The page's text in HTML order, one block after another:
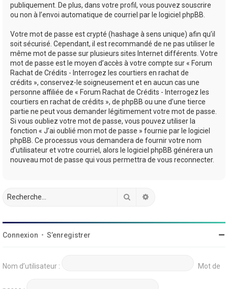
publiquement. De plus, dans votre profil, vous pouvez souscrire
ou non à l’envoi automatique de courriel par le logiciel phpBB.
Votre mot de passe est crypté (hashage à sens unique) afin qu’il
soit sécurisé. Cependant, il est recommandé de ne pas utiliser le
même mot de passe sur plusieurs sites Internet différents. Votre
mot de passe est le moyen d’accès à votre compte sur « Forum
Rachat de Crédits - Interrogez les courtiers en rachat de
crédits », conservez-le soigneusement et en aucun cas une
personne affiliée de « Forum Rachat de Crédits - Interrogez les
courtiers en rachat de crédits », de phpBB ou une d’une tierce
partie ne peut vous demander légitimement votre mot de passe.
Si vous oubliez votre mot de passe, vous pouvez utiliser la
fonction « J’ai oublié mon mot de passe » fournie par le logiciel
phpBB. Ce processus vous demandera de fournir votre nom
d’utilisateur et votre courriel, alors le logiciel phpBB générera un
nouveau mot de passe qui vous permettra de vous reconnecter.
Rechercher
Connexion • S’enregistrer
Nom d’utilisateur : Mot de